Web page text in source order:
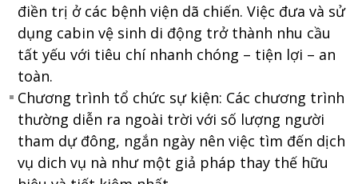
điền trị ở các bệnh viện dã chiến. Việc đưa và sử
dụng cabin vệ sinh di động trở thành nhu cầu
tất yếu với tiêu chí nhanh chóng – tiện lợi – an
toàn.
Chương trình tổ chức sự kiện: Các chương trình
thường diễn ra ngoài trời với số lượng người
tham dự đông, ngắn ngày nên việc tìm đến dịch
vụ dich vụ nà như một giả pháp thay thế hữu